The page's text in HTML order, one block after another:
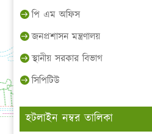
পি এম অফিস
জনপ্রশাসন মন্ত্রণালয়
স্থানীয় সরকার বিভাগ
সিপিটিউ
হটলাইন নম্বর তালিকা